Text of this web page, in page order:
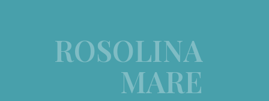
ROSOLINA
MARE